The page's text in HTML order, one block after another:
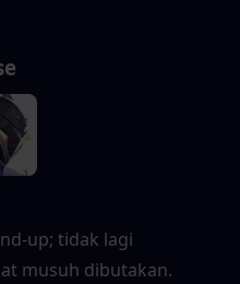
up; tidak lagi
musuh dibutakan.